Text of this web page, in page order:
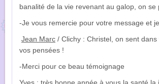
banalité de la vie revenant au galop, on
-Je vous remercie pour votre message et
Jean Marc / Clichy : Christel, on sent
vos pensées !
-Merci pour ce beau témoignage